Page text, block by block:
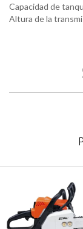
Capacidad de
Altura de la